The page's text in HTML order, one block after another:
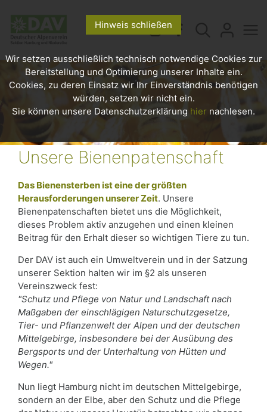
Unsere Bienenpatenschaft
Das Bienensterben ist eine der größten
Herausforderungen unserer Zeit. Unsere
Bienenpatenschaften bietet uns die Möglichkeit,
dieses Problem aktiv anzugehen und einen kleinen
Beitrag für den Erhalt dieser so wichtigen Tiere zu tun.
Der DAV ist auch ein Umweltverein und in der Satzung
unserer Sektion halten wir im §2 als unseren
Vereinszweck fest:
"Schutz und Pflege von Natur und Landschaft nach
Maßgaben der einschlägigen Naturschutzgesetze,
Tier- und Pflanzenwelt der Alpen und der deutschen
Mittelgebirge, insbesondere bei der Ausübung des
Bergsports und der Unterhaltung von Hütten und
Wegen."
Nun liegt Hamburg nicht im deutschen Mittelgebirge,
sondern an der Elbe, aber den Schutz und die Pflege
Hinweis schließen
Wir setzen ausschließlich technisch notwendige Cookies zur
Bereitstellung und Optimierung unserer Inhalte ein.
Cookies, zu deren Einsatz wir Ihr Einverständnis benötigen
würden, setzen wir nicht ein.
Sie können unsere Datenschutzerklärung hier nachlesen.